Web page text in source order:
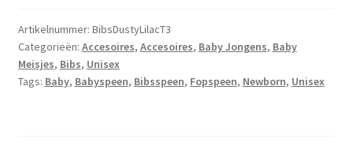
(Mt.3/18+
mnd)
aantal
Artikelnummer: BibsDustyLilacT3
Categorieën: Accesoires, Accesoires, Baby Jongens, Baby
Meisjes, Bibs, Unisex
Tags: Baby, Babyspeen, Bibsspeen, Fopspeen, Newborn, Unisex